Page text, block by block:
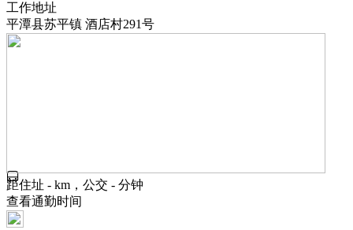
工作地址
平潭县苏平镇 酒店村291号
距住址 - km，公交 - 分钟
查看通勤时间